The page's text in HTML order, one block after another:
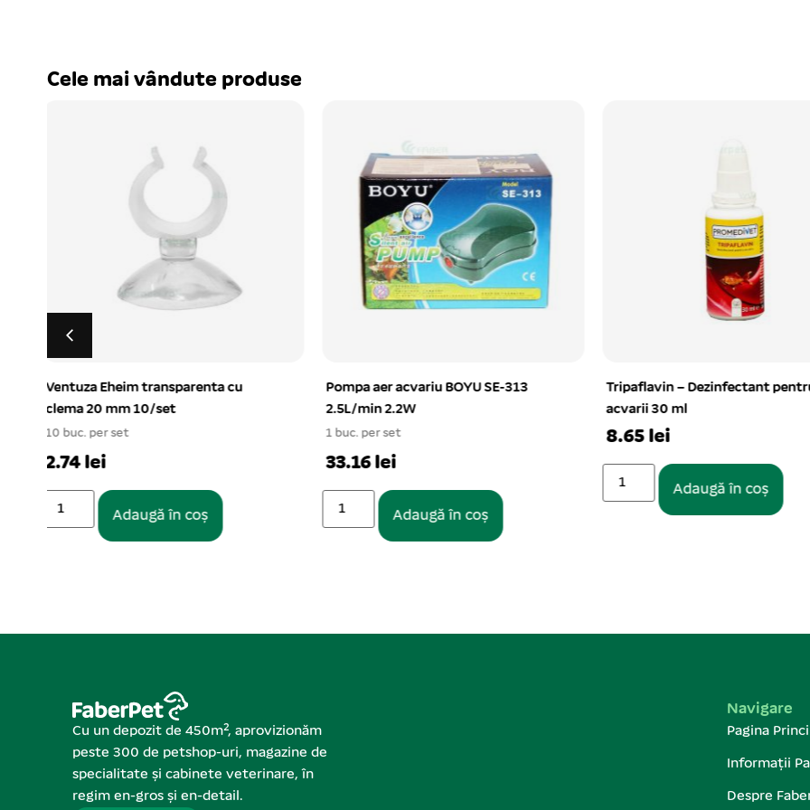
Cele mai vândute produse
Pompa aer acvariu BOYU SE-313
2.5L/min 2.2W
1 buc. per set
33.16 lei
Adaugă în coș
Tripaflavin – Dezinfectant pentru
acvarii 30 ml
8.65 lei
Adaugă în coș
Pompa aer acvariu BOYU SC-
2*1.5 L/min 3.5 W
1 buc. per set
50.81 lei
Adaugă în coș
Cu un depozit de 450m², aprovizionăm
peste 300 de petshop-uri, magazine de
specialitate și cabinete veterinare, în
regim en-gros și en-detail.
Navigare
Pagina
Informații
Despre